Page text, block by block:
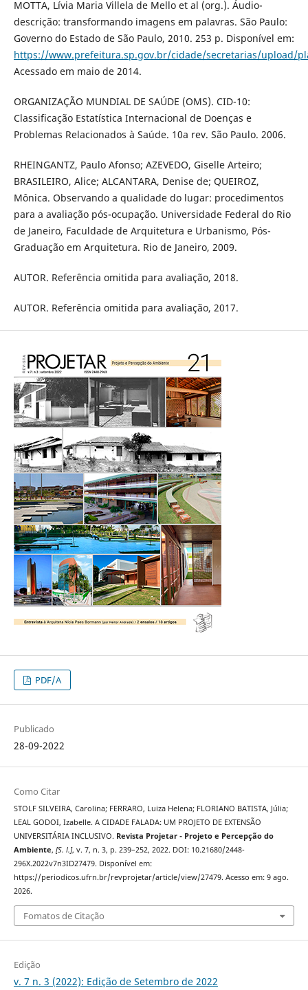
MOTTA, Lívia Maria Villela de Mello et al (org.). Áudio-
descrição: transformando imagens em palavras. São Paulo:
Governo do Estado de São Paulo, 2010. 253 p. Disponível em:
https://www.prefeitura.sp.gov.br/cidade/secretarias/upload/
Acessado em maio de 2014.
ORGANIZAÇÃO MUNDIAL DE SAÚDE (OMS). CID-10:
Classificação Estatística Internacional de Doenças e
Problemas Relacionados à Saúde. 10a rev. São Paulo. 2006.
RHEINGANTZ, Paulo Afonso; AZEVEDO, Giselle Arteiro;
BRASILEIRO, Alice; ALCANTARA, Denise de; QUEIROZ,
Mônica. Observando a qualidade do lugar: procedimentos
para a avaliação pós-ocupação. Universidade Federal do Rio
de Janeiro, Faculdade de Arquitetura e Urbanismo, Pós-
Graduação em Arquitetura. Rio de Janeiro, 2009.
AUTOR. Referência omitida para avaliação, 2018.
AUTOR. Referência omitida para avaliação, 2017.
PDF/A
Publicado
28-09-2022
Como Citar
STOLF SILVEIRA, Carolina; FERRARO, Luiza Helena; FLORIANO BATISTA, Júlia;
LEAL GODOI, Izabelle. A CIDADE FALADA: UM PROJETO DE EXTENSÃO
UNIVERSITÁRIA INCLUSIVO. Revista Projetar - Projeto e Percepção do
Ambiente, [S. l.], v. 7, n. 3, p. 239–252, 2022. DOI: 10.21680/2448-
296X.2022v7n3ID27479. Disponível em:
https://periodicos.ufrn.br/revprojetar/article/view/27479. Acesso em: 9 ago.
2026.
Fomatos de Citação
Edição
v. 7 n. 3 (2022): Edição de Setembro de 2022